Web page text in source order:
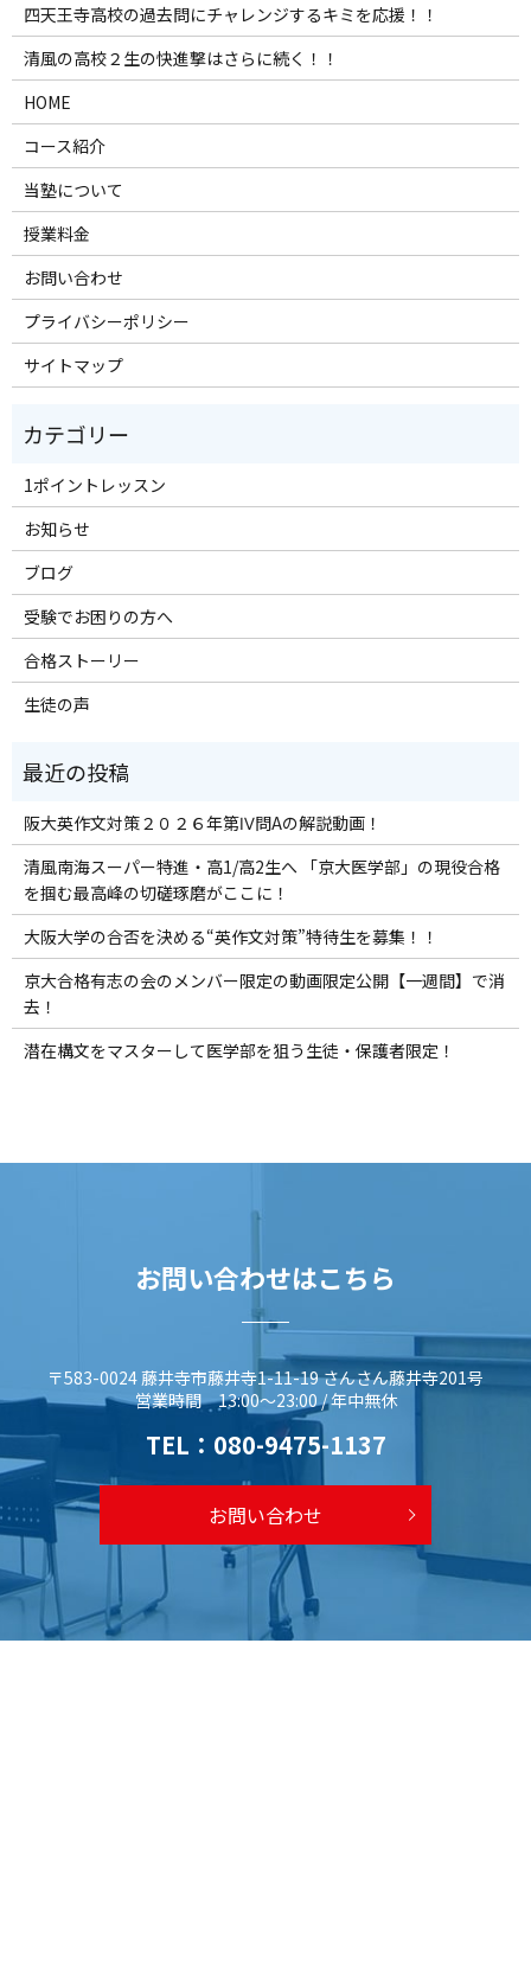
四天王寺高校の過去問にチャレンジするキミを応援！！
清風の高校２生の快進撃はさらに続く！！
HOME
コース紹介
当塾について
授業料金
お問い合わせ
プライバシーポリシー
サイトマップ
1ポイントレッスン
お知らせ
ブログ
受験でお困りの方へ
合格ストーリー
生徒の声
阪大英作文対策２０２６年第Ⅳ問Aの解説動画！
清風南海スーパー特進・高1/高2生へ 「京大医学部」の現役合格
を掴む最高峰の切磋琢磨がここに！
大阪大学の合否を決める“英作文対策”特待生を募集！！
京大合格有志の会のメンバー限定の動画限定公開【一週間】で消
去！
潜在構文をマスターして医学部を狙う生徒・保護者限定！
お問い合わせはこちら
〒583-0024 藤井寺市藤井寺1-11-19 さんさん藤井寺201号
営業時間 13:00～23:00 / 年中無休
TEL： 080-9475-1137
お問い合わせ